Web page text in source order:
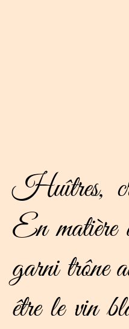
Huîtres,
En matière
garni trône
être le vin